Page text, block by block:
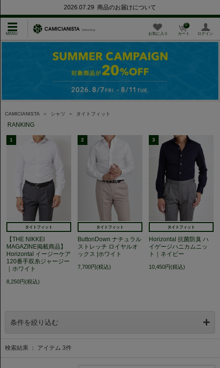
2026.07.29 商品のお届けについて
お気に入り カート
0
ログイン
CAMICIANISTA ＞ シャツ ＞ タイトフィット
RANKING
1
タイトフィット
【THE NIKKEI
MAGAZINE掲載商品】
Horizontal イージーケア
120番手双糸ジャージー
｜ホワイト
8,250円(税込)
2
タイトフィット
ButtonDown ナチュラル
ストレッチ ロイヤルオ
ックス |ホワイト
7,700円(税込)
3
タイトフィット
Horizontal 抗菌防臭 ハ
イゲージハニカムニッ
ト｜ネイビー
10,450円(税込)
条件を絞り込む
検索結果 ： アイテム 3件